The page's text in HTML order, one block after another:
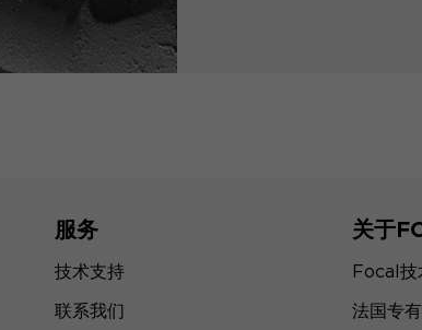
服务
技术支持
联系我们
关于
Focal技
法国专